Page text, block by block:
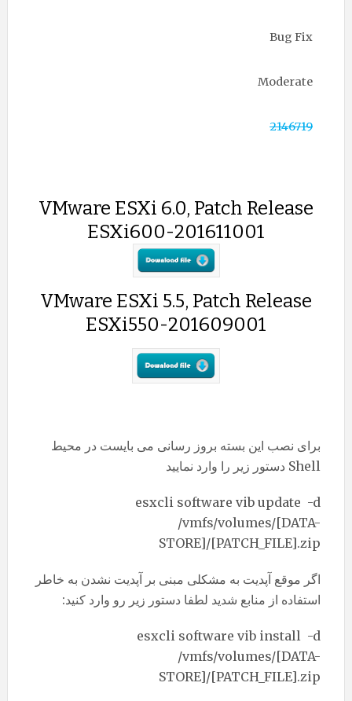
Bug Fix
Moderate
2146719
VMware ESXi 6.0, Patch Release
ESXi600-201611001
VMware ESXi 5.5, Patch Release
ESXi550-201609001
برای نصب این بسته بروز رسانی می بایست در محیط
Shell دستور زیر را وارد نمایید
esxcli software vib update -d
/vmfs/volumes/[DATA-
STORE]/[PATCH_FILE].zip
اگر موقع آپدیت به مشکلی مبنی بر آپدیت نشدن به خاطر
استفاده از منابع شدید لطفا دستور زیر رو وارد کنید:
esxcli software vib install -d
/vmfs/volumes/[DATA-
STORE]/[PATCH_FILE].zip